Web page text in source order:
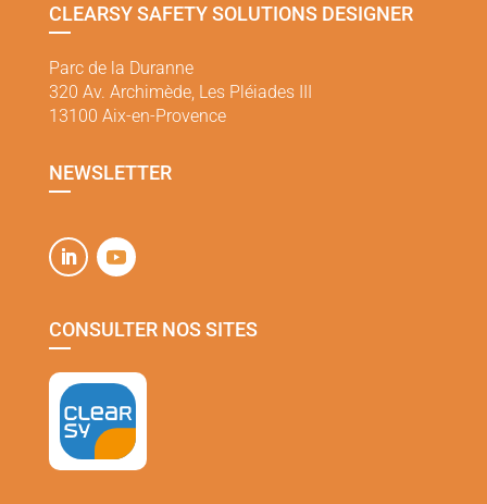
CLEARSY SAFETY SOLUTIONS DESIGNER
Parc de la Duranne
320 Av. Archimède, Les Pléiades III
13100 Aix-en-Provence
NEWSLETTER
CONSULTER NOS SITES